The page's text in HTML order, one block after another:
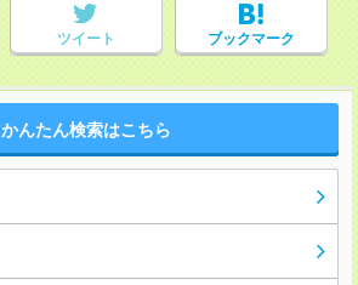
ツイート ブックマーク
かんたん検索はこちら